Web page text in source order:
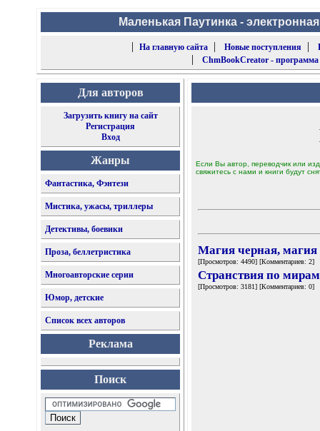
Маленькая Паутинка -
|
На главную сайта| Новые поступления |
| ChmBookCreator -
Для авторов
Загрузить книгу на сайт
Регистрация
Вход
Жанры
Фантастика, Фэнтези
Мистика, ужасы, триллеры
Детективы, боевики
Проза, беллетристика
Многоавторские серии
Юмор, детские
Список всех авторов
Реклама
Поиск
Если Вы автор, переводчик или
свяжитесь с нами и книги будут
Магия черная, магия
[Просмотров: 4490] [Комментариев: 2]
Странствия по мирам
[Просмотров: 3181] [Комментариев: 0]